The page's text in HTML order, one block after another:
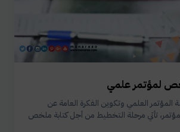
لمؤتمر علمي
المؤتمر العلمي وتكوين الفكرة العامة عن
تأتي مرحلة التخطيط من أجل كتابة ملخص